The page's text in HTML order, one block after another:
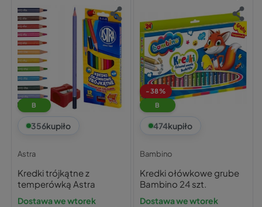
B
356kupiło
Astra
Kredki trójkątne z
temperówką Astra
Dostawa we wtorek
-38%
B
474kupiło
Bambino
Kredki ołówkowe grube
Bambino 24 szt.
Dostawa we wtorek